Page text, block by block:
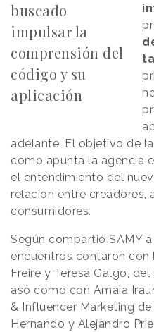
buscado
impulsar la
comprensión del
código y su
aplicación
adelante. El objetivo de
como apunta la agencia
el entendimiento del
relación entre creadores,
consumidores.
Según compartió SAMY
encuentros contaron con
Freire y Teresa Galgo,
asó como con Amaia
& Influencer Marketing
Hernando y Alejandro